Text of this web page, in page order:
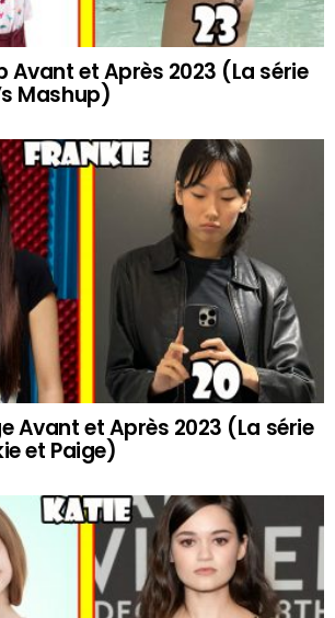
Avant et Après 2023 (La série
Mashup)
Avant et Après 2023 (La série
et Paige)